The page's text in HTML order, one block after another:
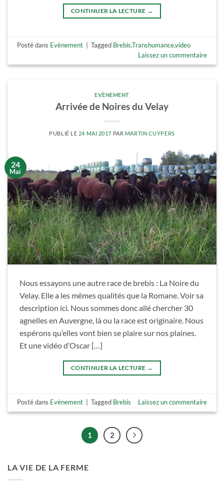
CONTINUER LA LECTURE →
Posté dans Evènement Tagged Brebis,Transhumance,video
Laissez un commentaire
EVÈNEMENT
Arrivée de Noires du Velay
PUBLIÉ LE 24 MAI 2017 PAR MARTIN CUYPERS
24
Mai
Nous essayons une autre race de brebis : La Noire du
Velay. Elle a les mêmes qualités que la Romane. Voir sa
description ici. Nous sommes donc allé chercher 30
agnelles en Auvergne, là ou la race est originaire. Nous
espérons qu’elles vont bien se plaire sur nos plaines.
Et une vidéo d’Oscar […]
CONTINUER LA LECTURE →
Posté dans Evènement Tagged Brebis Laissez un commentaire
1 2
LA VIE DE LA FERME